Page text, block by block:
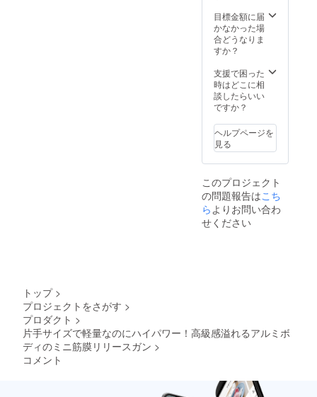
ク等に
より出
荷時期
が遅れ
があり
ます。
目標金額に届
かなかった場
合どうなりま
すか？
支援で困った
時はどこに相
談したらいい
ですか？
ヘルプページを
見る
このプロジェクト
の問題報告はこち
ら よりお問い合わ
せください
トップ >
プロジェクトをさがす >
プロダクト >
片手サイズで軽量なのにハイパワー！高級感溢れるアルミボ
ディのミニ筋膜リリースガン >
コメント